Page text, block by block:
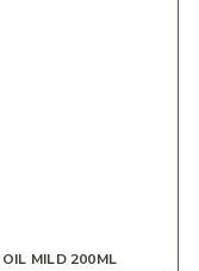
MILD 200ML